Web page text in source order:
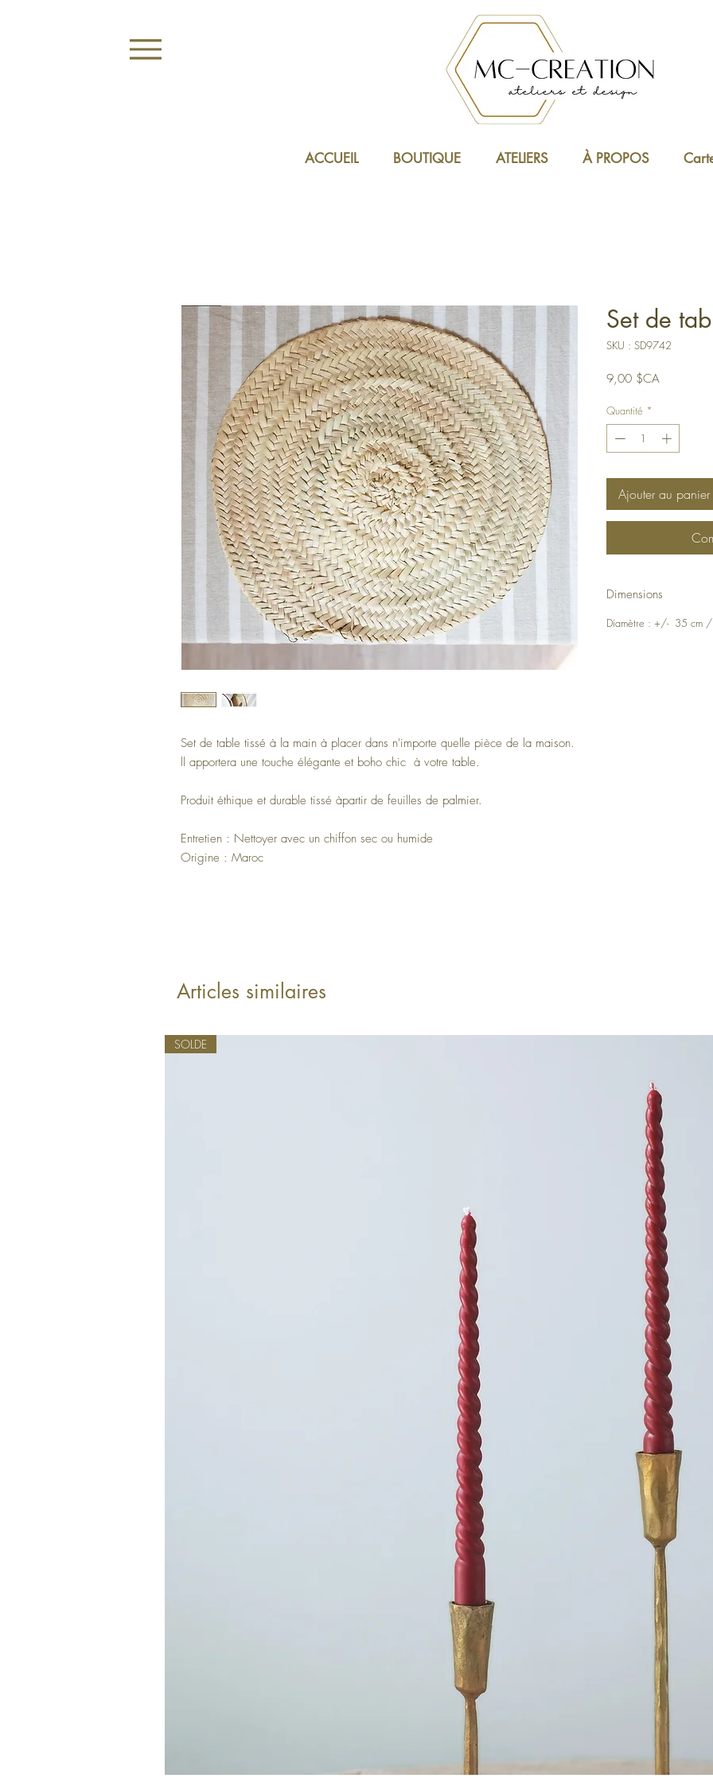
ACCUEIL BOUTIQUE ATELIERS À PROPOS
Set de table tissé à la main à placer dans n'importe quelle pièce de la maison.
ll apportera une touche élégante et boho chic à votre table.
Produit éthique et durable tissé àpartir de feuilles de palmier.
Entretien : Nettoyer avec un chiffon sec ou humide
Origine : Maroc
Set de
SKU : SD9742
9,00 $CAPrix
Quantité *
Ajouter au panier
Dimensions
Diamètre : +/- 35 cm
Articles similaires
SOLDE